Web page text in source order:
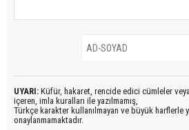
UYARI: Küfür, hakaret, rencide edici cümleler
içeren, imla kuralları ile yazılmamış,
Türkçe karakter kullanılmayan ve büyük harflerle
onaylanmamaktadır.